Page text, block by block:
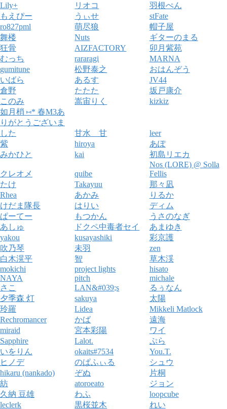
Lily+
リオコ
羽根ぺん
もえぴー
うぃせ
stFate
ro827pml
萌尽狼
帽子屋
舞楼
Nuts
ギターのまる
狂骨
AIZFACTORY
卯月紫苑
むっち
rararagi
MARNA
gumitune
松野泰之
おはんぞう
いばら
あるす
JV44
倉野
たたた
坂戸康介
このみ
嵩宙りく
kizkiz
如月梢 ⑅* 春M3あ
りがとうございま
した
甘水 甘
leer
紫
hiroya
あぽ
みかひと
kai 初島リエカ
クレオメ quibe
Nos (LORE) @ Solla
Fellis
たけ
Takayuu
那々凪
Rhea
あかみ
りるか
けだま隊長
はりい
ディム
ぱーてー
もつかん
うさのなぎ
あしゅ
ドクペ中毒者セイ
あまゆき
yakou
kusayashiki
彩京護
吹乃琴
未羽
zen
白木滉平
智
草木渓
mokichi
project lights
hisato
NAYA
pitch
michale
さこ
LAN&#039;s
るぅなん
夕季森 灯
sakuya
太陽
玲羅
Lidea
Mikkeli Matlock
Rechromancer
かば
遠海
miraid
宮本彩陽
ワイ
Sapphire
Lalot.
ぷら
いをりん
okaits#7534
You.T.
ヒノデ
のぱふぃる
シュウ
hikaru (nankado)
ぞぬ
片桐
紡
atoroeato
ジョン
久納 豆雄
わふ
loopcube
leclerk
黒桜並木 れい